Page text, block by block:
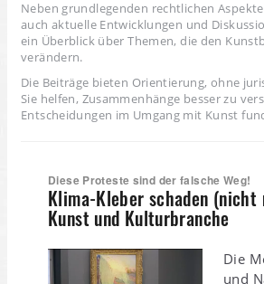
Neben grundlegenden rechtlichen
auch aktuelle Entwicklungen und
ein Überblick über Themen, die den
verändern.
Die Beiträge bieten Orientierung, ohne
Sie helfen, Zusammenhänge besser zu
Entscheidungen im Umgang mit Kunst
Diese Proteste sind der falsche Weg!
Klima-Kleber schaden (nicht
Kunst und Kulturbranche
Die
und